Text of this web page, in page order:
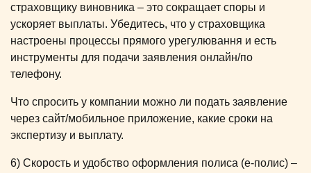
страховщику виновника – это сокращает споры и
ускоряет выплаты. Убедитесь, что у страховщика
настроены процессы прямого урегулювання и есть
инструменты для подачи заявления онлайн/по
телефону.
Что спросить у компании можно ли подать заявление
через сайт/мобильное приложение, какие сроки на
экспертизу и выплату.
6) Скорость и удобство оформления полиса (e-полис) –